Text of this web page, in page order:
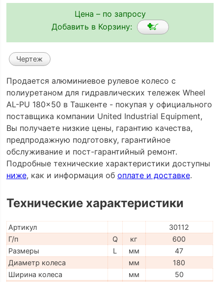
Цена – по запросу
Добавить в Корзину:
Чертеж
Продается алюминиевое рулевое колесо с
полиуретаном для гидравлических тележек Wheel
AL-PU 180x50 в Ташкенте - покупая у официального
поставщика компании United Industrial Equipment,
Вы получаете низкие цены, гарантию качества,
предпродажную подготовку, гарантийное
обслуживание и пост-гарантийный ремонт.
Подробные технические характеристики доступны
ниже, как и информация об оплате и доставке.
Технические характеристики
Артикул
30112
Г/п
Q кг
600
Размеры
L мм
47
Диаметр колеса
мм
180
Ширина колеса
мм
50